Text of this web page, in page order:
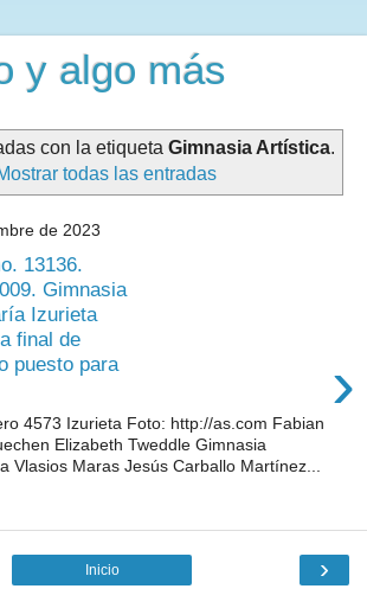
y algo más
con la etiqueta Gimnasia Artística.
todas las entradas
de 2023
13136.
Gimnasia
Izurieta
final de
puesto para
›
4573 Izurieta Foto: http://as.com Fabian
Elizabeth Tweddle Gimnasia
Vlasios Maras Jesús Carballo Martínez...
›
Inicio